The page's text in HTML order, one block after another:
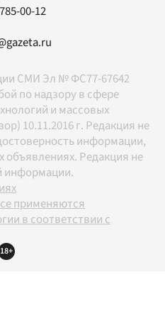
00-12
СМИ Эл № ФС77-67642
по надзору в сфере
и массовых
10.11.2016 г. Редакция не
информации,
Редакция не
информации.
применяются
в соответствии с
18+